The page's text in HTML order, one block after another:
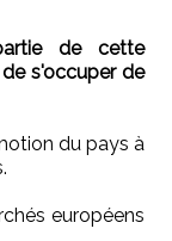
de cette
s'occuper de
du pays à
européens